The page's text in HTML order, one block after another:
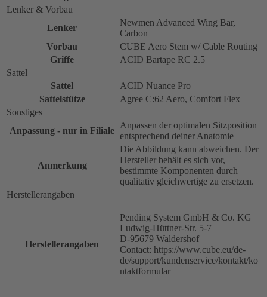
Lenker & Vorbau
Lenker
Newmen Advanced Wing Bar,
Carbon
Vorbau
CUBE Aero Stem w/ Cable Routing
Griffe
ACID Bartape RC 2.5
Sattel
Sattel
ACID Nuance Pro
Sattelstütze
Agree C:62 Aero, Comfort Flex
Sonstiges
Anpassung - nur in Filiale
Anpassen der optimalen Sitzposition
entsprechend deiner Anatomie
Anmerkung
Die Abbildung kann abweichen. Der
Hersteller behält es sich vor,
bestimmte Komponenten durch
qualitativ gleichwertige zu ersetzen.
Herstellerangaben
Herstellerangaben
Pending System GmbH & Co. KG
Ludwig-Hüttner-Str. 5-7
D-95679 Waldershof
Contact: https://www.cube.eu/de-
de/support/kundenservice/kontakt/ko
ntaktformular